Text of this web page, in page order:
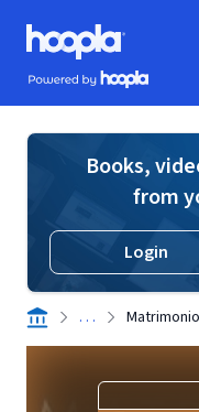
Skip to main content
Hoopla logo
Powered by Hoopla
Books,
from
Login
. . .